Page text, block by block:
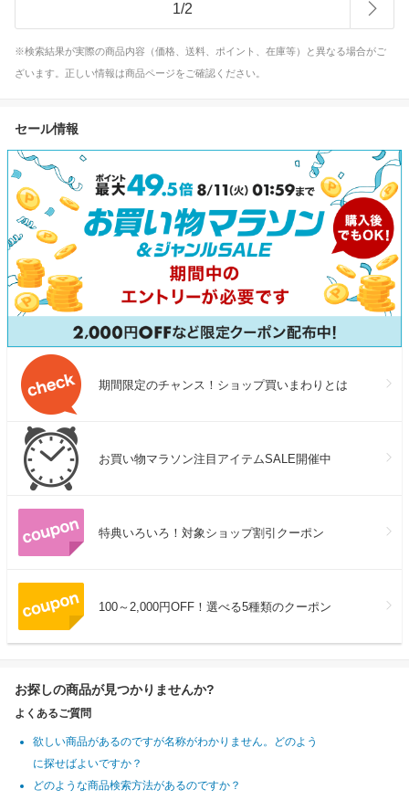
1/2
※検索結果が実際の商品内容（価格、送料、ポイント、在庫等）と異なる場合がご
ざいます。正しい情報は商品ページをご確認ください。
セール情報
期間限定のチャンス！ショップ買いまわりとは
お買い物マラソン注目アイテムSALE開催中
特典いろいろ！対象ショップ割引クーポン
100～2,000円OFF！選べる5種類のクーポン
お探しの商品が見つかりませんか?
よくあるご質問
欲しい商品があるのですが名称がわかりません。どのよう
に探せばよいですか？
どのような商品検索方法があるのですか？